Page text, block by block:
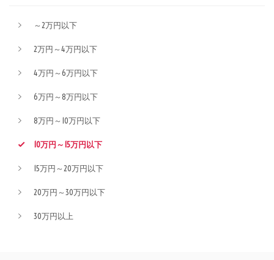
～2万円以下
2万円～4万円以下
4万円～6万円以下
6万円～8万円以下
8万円～10万円以下
10万円～15万円以下
15万円～20万円以下
20万円～30万円以下
30万円以上